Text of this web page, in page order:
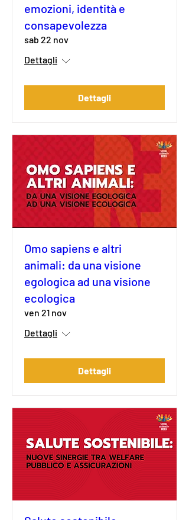
emozioni, identità e
consapevolezza
sab 22 nov
Dettagli
Dettagli
Omo sapiens e altri
animali: da una visione
egologica ad una visione
ecologica
ven 21 nov
Dettagli
Dettagli